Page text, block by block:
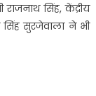
सिंह, केंद्रीय
सिंह सुरजेवाला ने भी